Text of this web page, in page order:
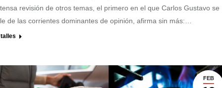
revisión de otros temas, el primero en el que Carlos Gustavo se
de las corrientes dominantes de opinión, afirma sin más:…
FEB